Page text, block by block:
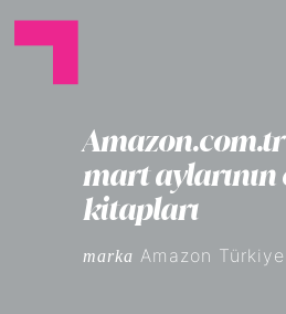
mart
kitapları
marka Amazon Türkiye